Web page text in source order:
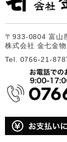
〒933-0804 富山
株式会社 金七金
Tel. 0766-21-